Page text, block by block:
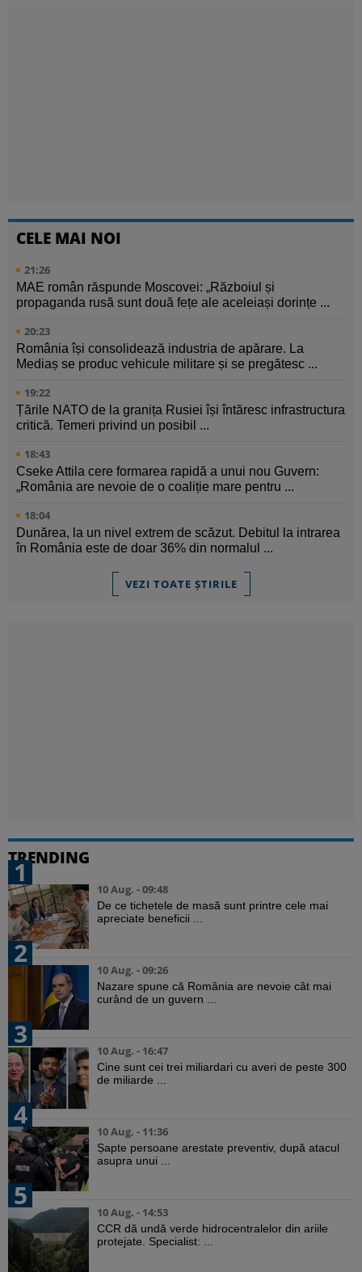
CELE MAI NOI
21:26
MAE român răspunde Moscovei: „Războiul și
propaganda rusă sunt două fețe ale aceleiași dorințe ...
20:23
România își consolidează industria de apărare. La
Mediaș se produc vehicule militare și se pregătesc ...
19:22
Țările NATO de la granița Rusiei își întăresc infrastructura
critică. Temeri privind un posibil ...
18:43
Cseke Attila cere formarea rapidă a unui nou Guvern:
„România are nevoie de o coaliție mare pentru ...
18:04
Dunărea, la un nivel extrem de scăzut. Debitul la intrarea
în România este de doar 36% din normalul ...
VEZI TOATE ȘTIRILE
TRENDING
1
10 Aug. - 09:48
De ce tichetele de masă sunt printre cele mai
apreciate beneficii ...
2
10 Aug. - 09:26
Nazare spune că România are nevoie cât mai
curând de un guvern ...
3
10 Aug. - 16:47
Cine sunt cei trei miliardari cu averi de peste 300
de miliarde ...
4
10 Aug. - 11:36
Șapte persoane arestate preventiv, după atacul
asupra unui ...
5
10 Aug. - 14:53
CCR dă undă verde hidrocentralelor din ariile
protejate. Specialist: ...